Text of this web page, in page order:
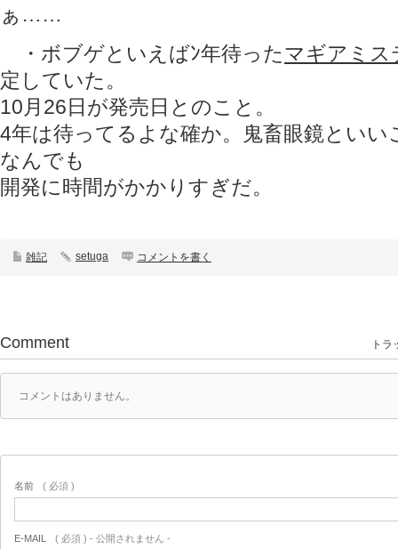
ぁ……
・ボブゲといえばﾝ年待ったマギアミス
定していた。
10月26日が発売日とのこと。
4年は待ってるよな確か。鬼畜眼鏡とい
なんでも
開発に時間がかかりすぎだ。
雑記 setuga コメントを書く
Comment トラ
コメントはありません。
名前 ( 必須 )
E-MAIL ( 必須 ) - 公開されません -